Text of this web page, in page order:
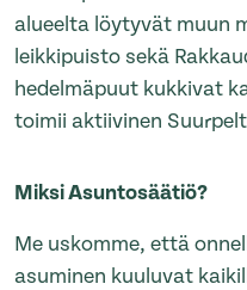
alueelta löytyvät muun
leikkipuisto sekä
hedelmäpuut kukkivat
toimii aktiivinen
Miksi Asuntosäätiö?
Me uskomme, että
asuminen kuuluvat